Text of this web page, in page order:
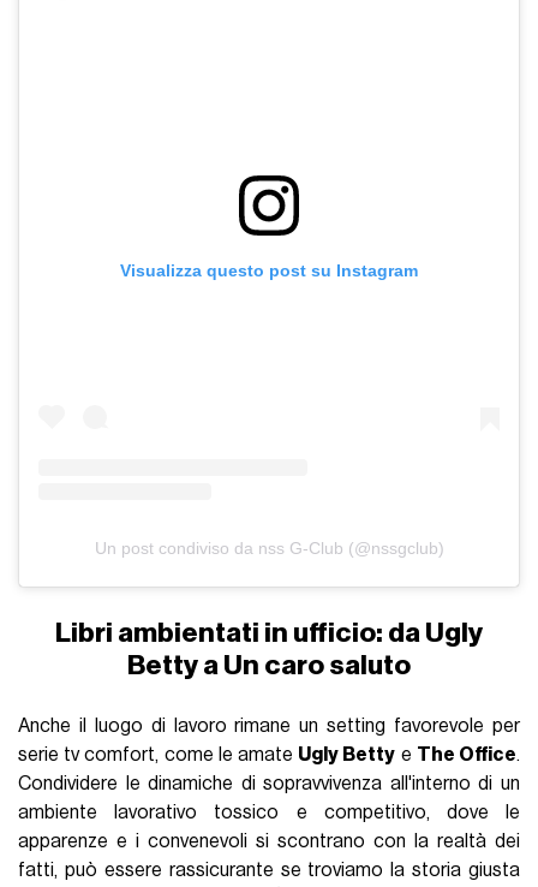
Visualizza questo post su Instagram
Un post condiviso da nss G-Club (@nssgclub)
Libri ambientati in ufficio: da Ugly
Betty a Un caro saluto
Anche il luogo di lavoro rimane un setting favorevole per
serie tv comfort, come le amate Ugly Betty e The Office.
Condividere le dinamiche di sopravvivenza all'interno di un
ambiente lavorativo tossico e competitivo, dove le
apparenze e i convenevoli si scontrano con la realtà dei
fatti, può essere rassicurante se troviamo la storia giusta